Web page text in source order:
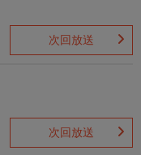
次回放送
次回放送